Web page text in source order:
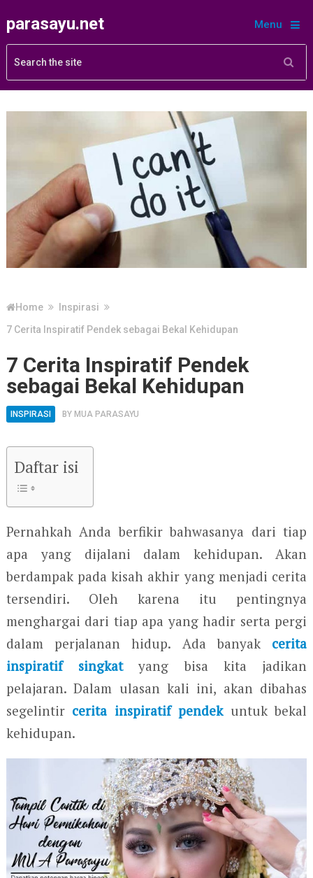
parasayu.net Menu
Home
Inspirasi
7 Cerita Inspiratif Pendek sebagai Bekal Kehidupan
7 Cerita Inspiratif Pendek
sebagai Bekal Kehidupan
INSPIRASI BY MUA PARASAYU
Daftar isi
Pernahkah Anda berfikir bahwasanya dari tiap
apa yang dijalani dalam kehidupan. Akan
berdampak pada kisah akhir yang menjadi cerita
tersendiri. Oleh karena itu pentingnya
menghargai dari tiap apa yang hadir serta pergi
dalam perjalanan hidup. Ada banyak cerita
inspiratif singkatyang bisa kita jadikan
pelajaran. Dalam ulasan kali ini, akan dibahas
segelintir cerita inspiratif pendekuntuk bekal
kehidupan.